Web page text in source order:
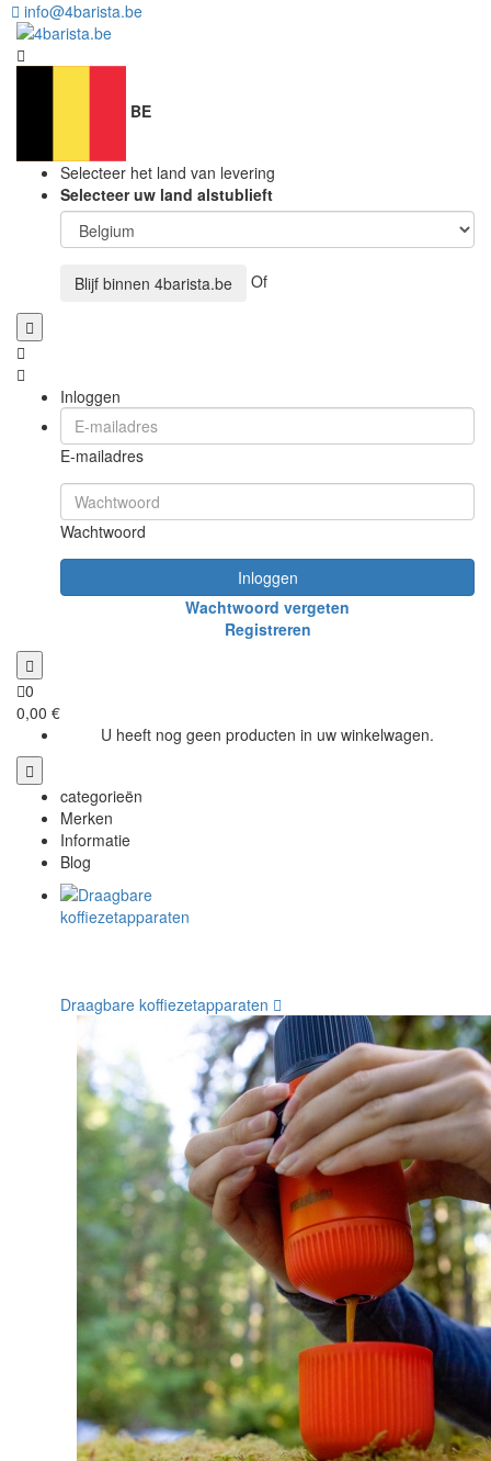
info@4barista.be
BE
Selecteer het land van levering
Selecteer uw land alstublieft
Blijf binnen 4barista.be Of
Inloggen
E-mailadres
Wachtwoord
Inloggen
Wachtwoord vergeten
Registreren
0
0,00 €
U heeft nog geen producten in uw winkelwagen.
categorieën
Merken
Informatie
Blog
Draagbare koffiezetapparaten